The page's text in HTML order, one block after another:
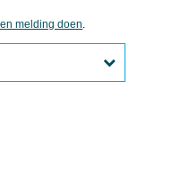
melding doen